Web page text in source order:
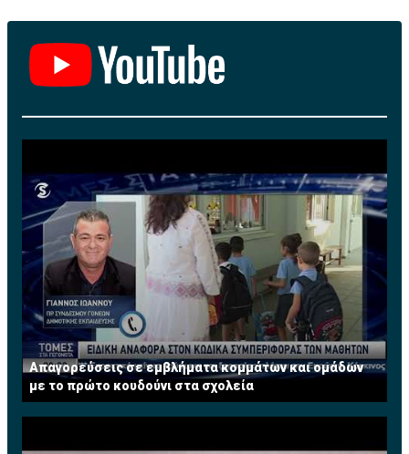
University of California at Los Angeles (UCLA), με πλήρη
υποτροφία από το Cyprus-American Scholarship
Programme (CASP).
Το 1987 εργοδοτήθηκε στην πολυεθνική εταιρεία
Procter & Gamble Co. (P&G) ως Brand Manager στο
εξωτερικό, ενώ από το 1989 μέχρι το 2013 εργαζόταν
αρχικά ως χρηματοοικονομικός αναλυτής και
μετέπειτα ως Διευθυντής Χαρτοφυλακίου στο Τμήμα
Τραπεζικών Εργασιών. Από το 2008 μέχρι και την
εθελούσια αποχώρησή της από την τράπεζα τον Ιούλιο
του 2013 κατείχε την θέση του Ανώτερου Διευθυντή
και ηγείτο της Διεύθυνσης Τραπεζικών Εργασιών
Μεγάλων Επιχειρήσεων. Διαθέτει πέραν των 25
χρόνων πολύπλευρης εμπειρίας σε τραπεζικά θέματα.
Τώρα ασκεί το επάγγελμα του Συμβούλου
Επιχειρήσεων σε χρηματοοικονομικά θέματα. Έχει
διατελέσει μέλος του Συμβουλίου του Institute of
Financial Services (IFS) Κύπρου.
Απαγορεύσεις σε εμβλήματα κομμάτων και ομάδων
με το πρώτο κουδούνι στα σχολεία